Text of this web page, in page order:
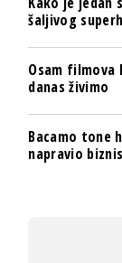
šaljivog
Osam filmova
danas živimo
Bacamo tone
napravio biznis